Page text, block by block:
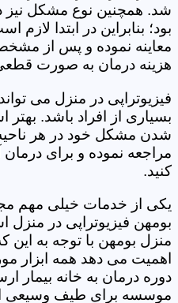
شد. همچنین نوع مشکل نیز
بود؛ بنابراین در ابتدا
معاینه نموده و پس از
هزینه درمان به صورت
فیزیوتراپی در منزل می
بسیاری از افراد باشد.
شدن مشکل خود در هر
مراجعه نموده و برای
کنید.
یکی از خدمات خیلی مهم
بومهن فیزیوتراپی در
منزل بومهن با توجه به این
اهمیت می دهد همه ابزار
دوره درمان به خانه بیمار
موسسه برای طیف وسیعی